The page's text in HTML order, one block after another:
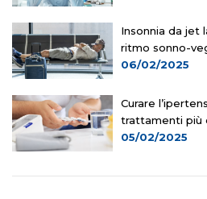
Insonnia da jet
ritmo sonno-
06/02/2025
Curare
trattamenti più
05/02/2025